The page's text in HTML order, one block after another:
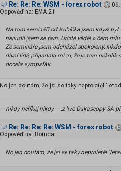
Re: Re: Re: WSM - forex robot
Odpověď na: EMA-21
Na tom semináři od Kubíčka jsem kdysi
nenudil jsem se tam. Určitě věděl o čem
Ze semináře jsem odcházel spokojený,
divní lidé, připadalo mi to, že je tam několik
docela sympaťák.
No jen doufám, že jsi se taky neproletěl
--- nikdy neříkej nikdy --- ,z live Dukascopy SA
Re: Re: Re: Re: WSM - forex robot
Odpověď na: Romca
No jen doufám, že jsi se taky neproletěl